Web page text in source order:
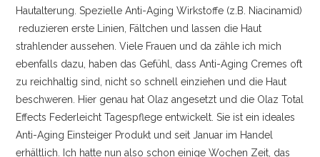
Hautalterung. Spezielle Anti-Aging Wirkstoffe (z.B. Niacinamid)
reduzieren erste Linien, Fältchen und lassen die Haut
strahlender aussehen. Viele Frauen und da zähle ich mich
ebenfalls dazu, haben das Gefühl, dass Anti-Aging Cremes oft
zu reichhaltig sind, nicht so schnell einziehen und die Haut
beschweren. Hier genau hat Olaz angesetzt und die Olaz Total
Effects Federleicht Tagespflege entwickelt. Sie ist ein ideales
Anti-Aging Einsteiger Produkt und seit Januar im Handel
erhältlich. Ich hatte nun also schon einige Wochen Zeit, das